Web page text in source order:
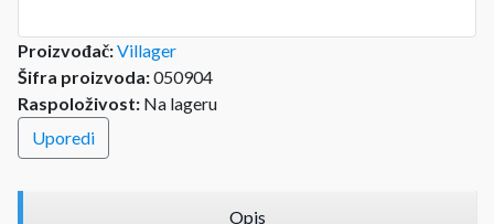
Proizvođač:Villager
Šifra proizvoda:050904
Raspoloživost: Na lageru
Uporedi
Opis